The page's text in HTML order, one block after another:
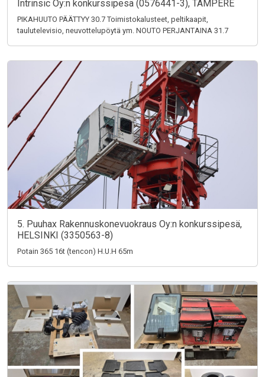
Intrinsic Oy:n konkurssipesä (0576441-3), TAMPERE
PIKAHUUTO PÄÄTTYY 30.7 Toimistokalusteet, peltikaapit,
taulutelevisio, neuvottelupöytä ym. NOUTO PERJANTAINA 31.7
5. Puuhax Rakennuskonevuokraus Oy:n konkurssipesä,
HELSINKI (3350563-8)
Potain 365 16t (tencon) H.U.H 65m